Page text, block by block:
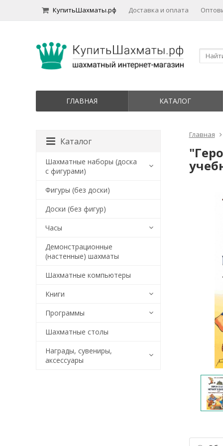
КупитьШахматы.рф Доставка и оплата
ГЛАВНАЯ КАТАЛОГ
Главная
Каталог
Шахматные наборы (доска
с фигурами)
Фигуры (без доски)
Доски (без фигур)
Часы
Демонстрационные
(настенные) шахматы
Шахматные компьютеры
Книги
Программы
Шахматные столы
Награды, сувениры,
аксессуары